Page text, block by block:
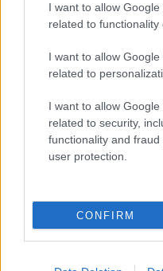
I want to allow
related to functionality
I want to allow
related to
I want to allow
related to security,
functionality and
user protection.
CONFIRM
ΣΗΜΕΡΑ ΣΤΟ